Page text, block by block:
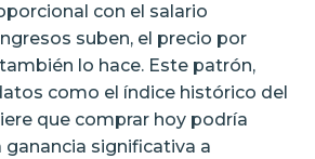
con el salario
suben, el precio por
lo hace. Este patrón,
como el índice histórico del
que comprar hoy podría
ganancia significativa a